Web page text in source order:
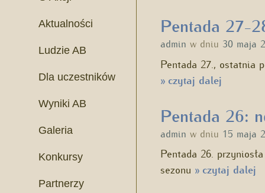
Aktualności
Ludzie AB
Dla uczestników
Wyniki AB
Galeria
Konkursy
Partnerzy
Pentada 27-
admin w dniu 30 maja
Pentada 27., ostatnia
»czytaj dalej
Pentada 26:
admin w dniu 15 maja
Pentada 26.
sezonu »czytaj dalej